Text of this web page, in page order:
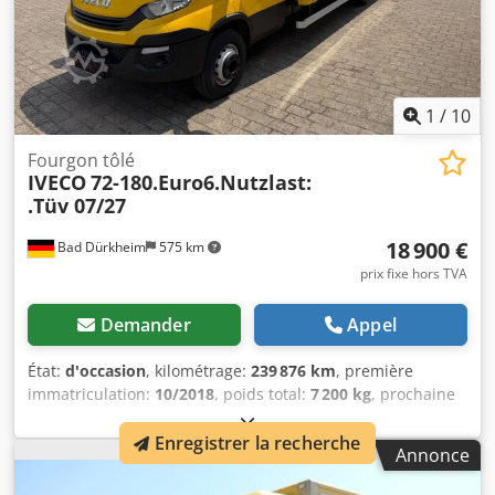
1 / 10
Bad Dürkheim 575 km
Fourgon tôlé
IVECO72-180.Euro6.Nutzlast:
.Tüv 07/27
18 900 €
prix fixe hors TVA
Demander Appel
État: d'occasion, kilométrage: 239 876 km, première
immatriculation: 10/2018, poids total: 7 200 kg, prochaine
inspection (TÜV):07/2027, couleur:jaune, classe
d'émission:Euro 6, nombre de sièges:3, Année de
construction:2018, Équipement:ABS, hayon élévateur,
, ? Iveco Daily 3,0 l ? Véhicule
Annonce
Enregistrer la recherche